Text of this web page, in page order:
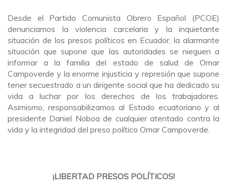
Desde el Partido Comunista Obrero Español (PCOE)
denunciamos la violencia carcelaria y la inquietante
situación de los presos políticos en Ecuador, la alarmante
situación que supone que las autoridades se nieguen a
informar a la familia del estado de salud de Omar
Campoverde y la enorme injusticia y represión que supone
tener secuestrado a un dirigente social que ha dedicado su
vida a luchar por los derechos de los trabajadores.
Asimismo, responsabilizamos al Estado ecuatoriano y al
presidente Daniel Noboa de cualquier atentado contra la
vida y la integridad del preso político Omar Campoverde.
¡LIBERTAD PRESOS POLÍTICOS!